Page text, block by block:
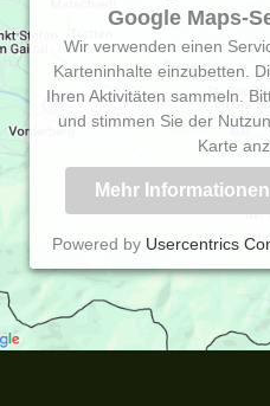
Google Maps-
Wir verwenden einen
Karteninhalte einzubetten.
Ihren Aktivitäten sammeln.
und stimmen Sie der
Karte
Mehr Informationen
Powered by Usercentrics